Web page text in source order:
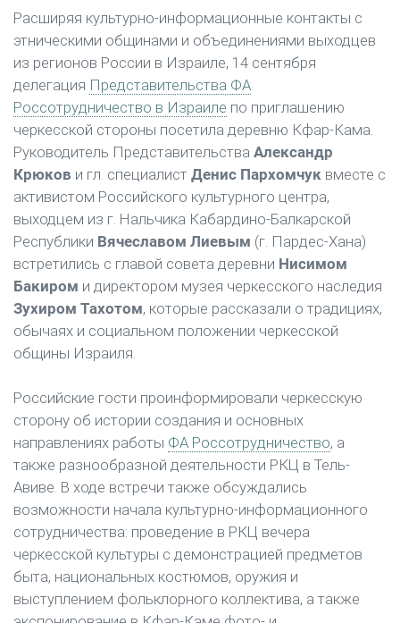
Расширяя культурно-информационные контакты с
этническими общинами и объединениями выходцев
из регионов России в Израиле, 14 сентября
делегация Представительства ФА
Россотрудничество в Израиле по приглашению
черкесской стороны посетила деревню Кфар-Кама.
Руководитель Представительства Александр
Крюков и гл. специалист Денис Пархомчук вместе с
активистом Российского культурного центра,
выходцем из г. Нальчика Кабардино-Балкарской
Республики Вячеславом Лиевым (г. Пардес-Хана)
встретились с главой совета деревни Нисимом
Бакиром и директором музея черкесского наследия
Зухиром Тахотом, которые рассказали о традициях,
обычаях и социальном положении черкесской
общины Израиля.
Российские гости проинформировали черкесскую
сторону об истории создания и основных
направлениях работы ФА Россотрудничество, а
также разнообразной деятельности РКЦ в Тель-
Авиве. В ходе встречи также обсуждались
возможности начала культурно-информационного
сотрудничества: проведение в РКЦ вечера
черкесской культуры с демонстрацией предметов
быта, национальных костюмов, оружия и
выступлением фольклорного коллектива, а также